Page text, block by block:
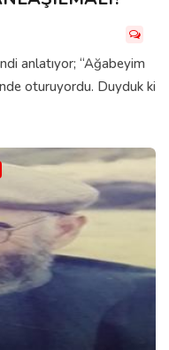
anlatıyor; “Ağabeyim
oturuyordu. Duyduk ki